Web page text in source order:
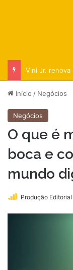
Vini Jr. renova
Início / Negócios
Negócios
O que é
boca e
mundo
Produção Editorial